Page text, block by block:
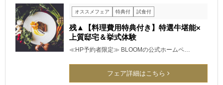
オススメフェア 特典付 試食付
残▲【料理費用特典付き】特選牛堪能×
上質邸宅＆挙式体験
≪HP予約者限定≫ BLOOMの公式ホームペ…
フェア詳細はこちら